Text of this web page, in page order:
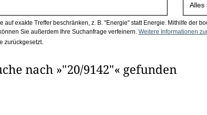
Alles
exakte Treffer beschränken, z. B. "Energie" statt Energie. Mithilfe der
Sie außerdem Ihre Suchanfrage verfeinern. Weitere Informationen
zurückgesetzt.
nach »"20/9142"« gefunden